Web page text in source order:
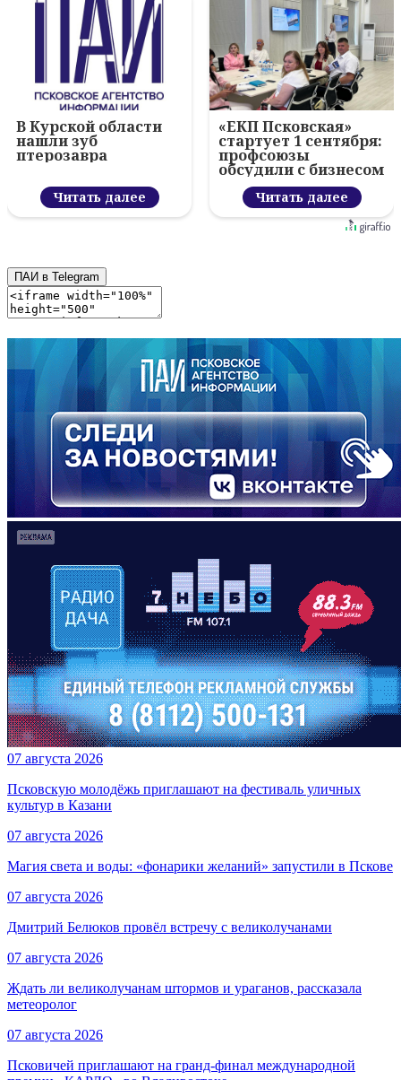
В Курской области
нашли зуб
птерозавра
Читать далее
«ЕКП Псковская»
стартует 1 сентября:
профсоюзы
обсудили с бизнесом
новый цифровой
проектЧитать далее
ПАИ в Telegram
07 августа 2026
Псковскую молодёжь приглашают на фестиваль уличных
культур в Казани
07 августа 2026
Магия света и воды: «фонарики желаний» запустили в Пскове
07 августа 2026
Дмитрий Белюков провёл встречу с великолучанами
07 августа 2026
Ждать ли великолучанам штормов и ураганов, рассказала
метеоролог
07 августа 2026
Псковичей приглашают на гранд‑финал международной